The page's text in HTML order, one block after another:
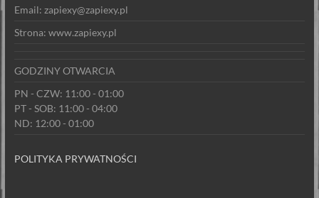
Email: zapiexy@zapiexy.pl
Strona: www.zapiexy.pl
GODZINY OTWARCIA
PN - CZW: 11:00 - 01:00
PT - SOB: 11:00 - 04:00
ND: 12:00 - 01:00
POLITYKA PRYWATNOŚCI